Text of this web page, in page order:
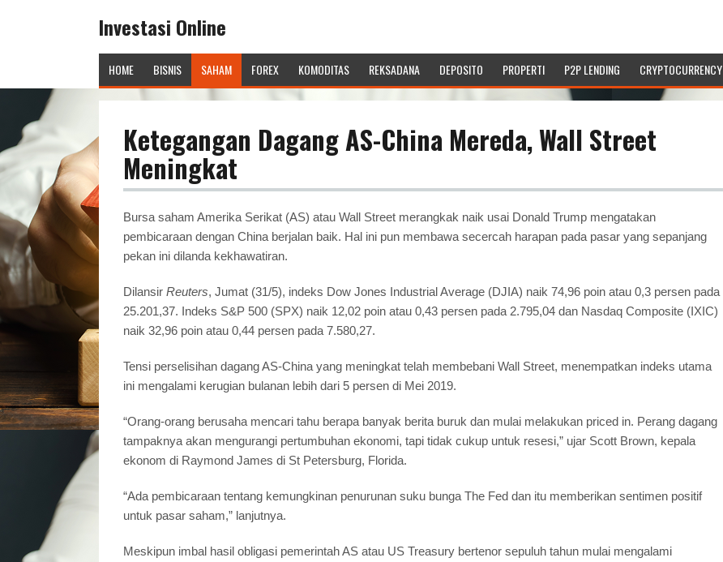
Investasi Online
HOME BISNIS SAHAM FOREX KOMODITAS REKSADANA DEPOSITO PROPERTI P2P LENDING CRYPTOCURRENCY
Ketegangan Dagang AS-China Mereda, Wall Street
Meningkat
Bursa saham Amerika Serikat (AS) atau Wall Street merangkak naik usai Donald Trump mengatakan
pembicaraan dengan China berjalan baik. Hal ini pun membawa secercah harapan pada pasar yang sepanjang
pekan ini dilanda kekhawatiran.
Dilansir Reuters, Jumat (31/5), indeks Dow Jones Industrial Average (DJIA) naik 74,96 poin atau 0,3 persen pada
25.201,37. Indeks S&P 500 (SPX) naik 12,02 poin atau 0,43 persen pada 2.795,04 dan Nasdaq Composite (IXIC)
naik 32,96 poin atau 0,44 persen pada 7.580,27.
Tensi perselisihan dagang AS-China yang meningkat telah membebani Wall Street, menempatkan indeks utama
ini mengalami kerugian bulanan lebih dari 5 persen di Mei 2019.
“Orang-orang berusaha mencari tahu berapa banyak berita buruk dan mulai melakukan priced in. Perang dagang
tampaknya akan mengurangi pertumbuhan ekonomi, tapi tidak cukup untuk resesi,” ujar Scott Brown, kepala
ekonom di Raymond James di St Petersburg, Florida.
“Ada pembicaraan tentang kemungkinan penurunan suku bunga The Fed dan itu memberikan sentimen positif
untuk pasar saham,” lanjutnya.
Meskipun imbal hasil obligasi pemerintah AS atau US Treasury bertenor sepuluh tahun mulai mengalami